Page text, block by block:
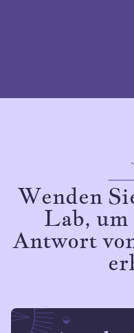
Wenden
Lab, um
Antwort